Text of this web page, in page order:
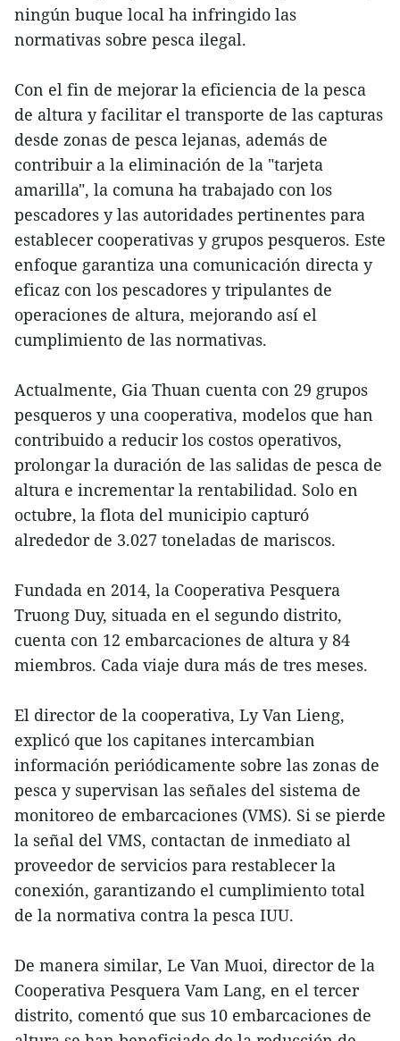
ningún buque local ha infringido las
normativas sobre pesca ilegal.
Con el fin de mejorar la eficiencia de la pesca
de altura y facilitar el transporte de las capturas
desde zonas de pesca lejanas, además de
contribuir a la eliminación de la "tarjeta
amarilla", la comuna ha trabajado con los
pescadores y las autoridades pertinentes para
establecer cooperativas y grupos pesqueros. Este
enfoque garantiza una comunicación directa y
eficaz con los pescadores y tripulantes de
operaciones de altura, mejorando así el
cumplimiento de las normativas.
Actualmente, Gia Thuan cuenta con 29 grupos
pesqueros y una cooperativa, modelos que han
contribuido a reducir los costos operativos,
prolongar la duración de las salidas de pesca de
altura e incrementar la rentabilidad. Solo en
octubre, la flota del municipio capturó
alrededor de 3.027 toneladas de mariscos.
Fundada en 2014, la Cooperativa Pesquera
Truong Duy, situada en el segundo distrito,
cuenta con 12 embarcaciones de altura y 84
miembros. Cada viaje dura más de tres meses.
El director de la cooperativa, Ly Van Lieng,
explicó que los capitanes intercambian
información periódicamente sobre las zonas de
pesca y supervisan las señales del sistema de
monitoreo de embarcaciones (VMS). Si se pierde
la señal del VMS, contactan de inmediato al
proveedor de servicios para restablecer la
conexión, garantizando el cumplimiento total
de la normativa contra la pesca IUU.
De manera similar, Le Van Muoi, director de la
Cooperativa Pesquera Vam Lang, en el tercer
distrito, comentó que sus 10 embarcaciones de